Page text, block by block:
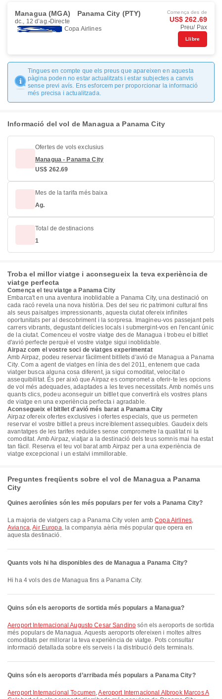
Managua (MGA) Panama City (PTY)
dc., 12 d’ag. Directe
Copa Airlines
Comença des de
US$ 262.69
Preu/ Pax
Llibre
Tingues en compte que els preus que apareixen en aquesta
pàgina poden no estar actualitzats i estar subjectes a canvis
sense previ avís. Ens esforcem per proporcionar la informació
més precisa i actualitzada.
Informació del vol de Managua a Panama City
Ofertes de vols exclusius
Managua - Panama City
US$ 262.69
Mes de la tarifa més baixa
Ag.
Total de destinacions
1
Troba el millor viatge i aconsegueix la teva experiència de
viatge perfecta
Comença el teu viatge a Panama City
Embarca't en una aventura inoblidable a Panama City, una destinació on
cada racó revela una nova història. Des del seu ric patrimoni cultural fins
als seus paisatges impressionants, aquesta ciutat ofereix infinites
oportunitats per al descobriment i la sorpresa. Imagineu-vos passejant pels
carrers vibrants, degustant delícies locals i submergint-vos en l'encant únic
de la ciutat. Comenceu el vostre viatge des de Managua i trobeu el bitllet
d'avió perfecte perquè el vostre viatge sigui inoblidable.
Airpaz com el vostre soci de viatges experimentat
Amb Airpaz, podeu reservar fàcilment bitllets d'avió de Managua a Panama
City. Com a agent de viatges en línia des del 2011, entenem que cada
viatger busca alguna cosa diferent, ja sigui comoditat, velocitat o
assequibilitat. És per això que Airpaz es compromet a oferir-te les opcions
de vol més adequades, adaptades a les teves necessitats. Amb només uns
quants clics, podeu aconseguir un bitllet que convertirà els vostres plans
de viatge en una experiència perfecta i agradable.
Aconsegueix el bitllet d'avió més barat a Panama City
Airpaz ofereix ofertes exclusives i ofertes especials, que us permeten
reservar el vostre bitllet a preus increïblement assequibles. Gaudeix dels
avantatges de les tarifes reduïdes sense comprometre la qualitat ni la
comoditat. Amb Airpaz, viatjar a la destinació dels teus somnis mai ha estat
tan fàcil. Reserva el teu vol barat amb Airpaz per a una experiència de
viatge excepcional i un estalvi immillorable.
Preguntes freqüents sobre el vol de Managua a Panama
City
Quines aerolínies són les més populars per fer vols a Panama City?
La majoria de viatgers cap a Panama City volen ambCopa Airlines,
Avianca,Air Europa, la companyia aèria més popular que opera en
aquesta destinació.
Quants vols hi ha disponibles des de Managua a Panama City?
Hi ha 4 vols des de Managua fins a Panama City.
Quins són els aeroports de sortida més populars a Managua?
Aeroport Internacional Augusto Cesar Sandino són els aeroports de sortida
més populars de Managua. Aquests aeroports ofereixen i moltes altres
comoditats per millorar la teva experiència de viatge. Pots consultar
informació detallada sobre els serveis i la distribució dels terminals.
Quins són els aeroports d’arribada més populars a Panama City?
Aeroport Internacional Tocumen,Aeroport Internacional Albrook Marcos A